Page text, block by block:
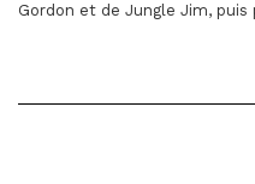
Gordon et de Jungle Jim,